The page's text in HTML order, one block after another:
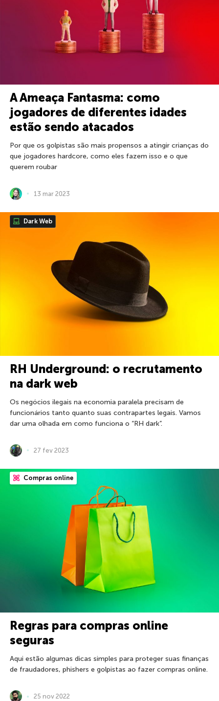
A Ameaça Fantasma: como
jogadores de diferentes idades
estão sendo atacados
Por que os golpistas são mais propensos a atingir crianças do
que jogadores hardcore, como eles fazem isso e o que
querem roubar
13 mar 2023
Dark Web
RH Underground: o recrutamento
na dark web
Os negócios ilegais na economia paralela precisam de
funcionários tanto quanto suas contrapartes legais. Vamos
dar uma olhada em como funciona o “RH dark”.
27 fev 2023
Compras online
Regras para compras online
seguras
Aqui estão algumas dicas simples para proteger suas finanças
de fraudadores, phishers e golpistas ao fazer compras online.
25 nov 2022